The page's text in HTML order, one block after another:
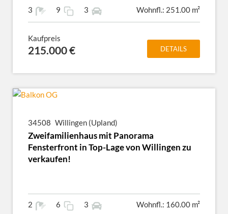
3 9 3 Wohnfl.: 251.00 m²
Kaufpreis
215.000 € DETAILS
34508 Willingen (Upland)
Zweifamilienhaus mit Panorama
Fensterfront in Top-Lage von Willingen zu
verkaufen!
2 6 3 Wohnfl.: 160.00 m²